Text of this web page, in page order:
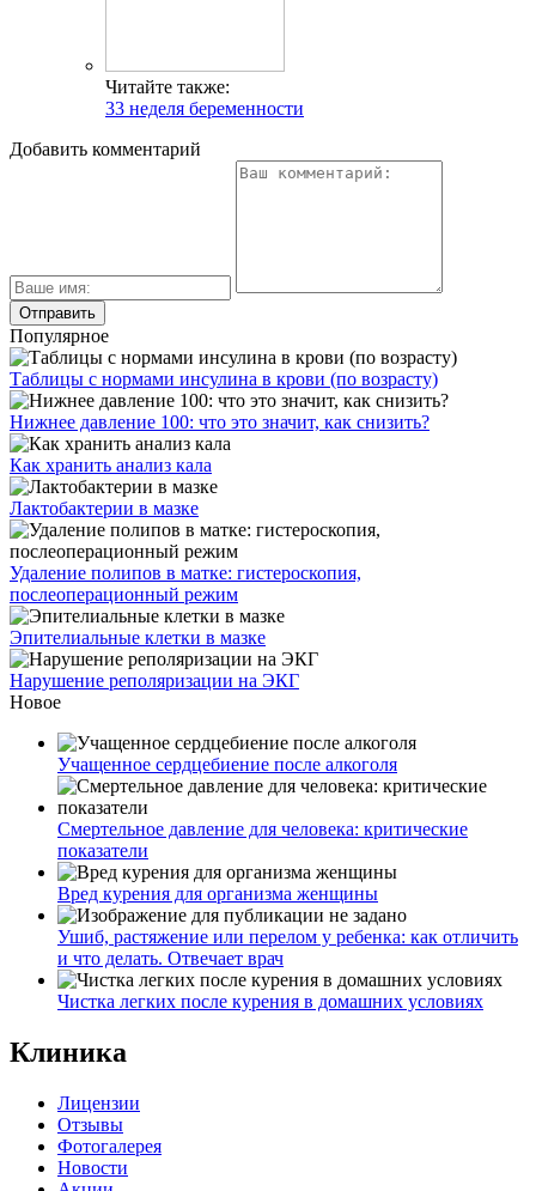
Читайте также:
33 неделя беременности
Добавить комментарий
Популярное
Таблицы с нормами инсулина в крови (по возрасту)
Нижнее давление 100: что это значит, как снизить?
Как хранить анализ кала
Лактобактерии в мазке
Удаление полипов в матке: гистероскопия,
послеоперационный режим
Эпителиальные клетки в мазке
Нарушение реполяризации на ЭКГ
Новое
Учащенное сердцебиение после алкоголя
Смертельное давление для человека: критические
показатели
Вред курения для организма женщины
Ушиб, растяжение или перелом у ребенка: как отличить
и что делать. Отвечает врач
Чистка легких после курения в домашних условиях
Клиника
Лицензии
Отзывы
Фотогалерея
Новости